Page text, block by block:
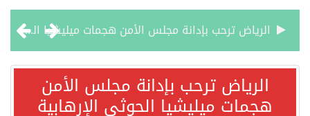
الرياض ترحب بإدانة مجلس الأمن هجمات ميليشيا الحوثي الإرهابية
شهباز شريف: اتفاقية مكة للدفاع المشترك تمثل محطة مفصلية في مسار التعاون
الرياض ترحب بإدانة مجلس الأمن
هجمات ميليشيا الحوثي الإرهابية